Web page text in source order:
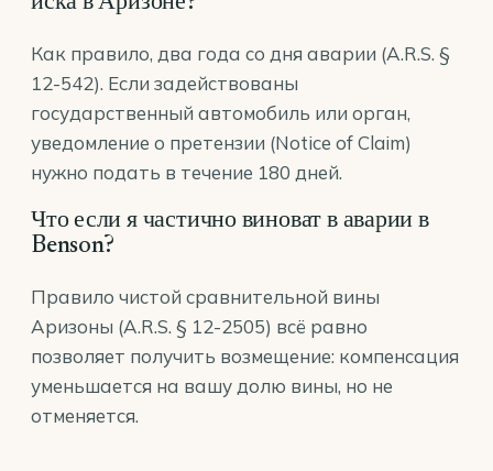
Как правило, два года со дня аварии (A.R.S. §
12-542). Если задействованы
государственный автомобиль или орган,
уведомление о претензии (Notice of Claim)
нужно подать в течение 180 дней.
Что если я частично виноват в аварии в
Benson?
Правило чистой сравнительной вины
Аризоны (A.R.S. § 12-2505) всё равно
позволяет получить возмещение: компенсация
уменьшается на вашу долю вины, но не
отменяется.